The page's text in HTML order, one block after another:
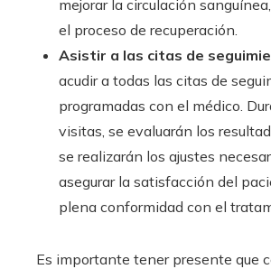
mejorar la circulación
el proceso de recuperación.
Asistir a las citas de
acudir a todas las citas de
programadas con el médico.
visitas, se evaluarán los
se realizarán los ajustes
asegurar la satisfacción del
plena conformidad con el
Es importante tener presente que